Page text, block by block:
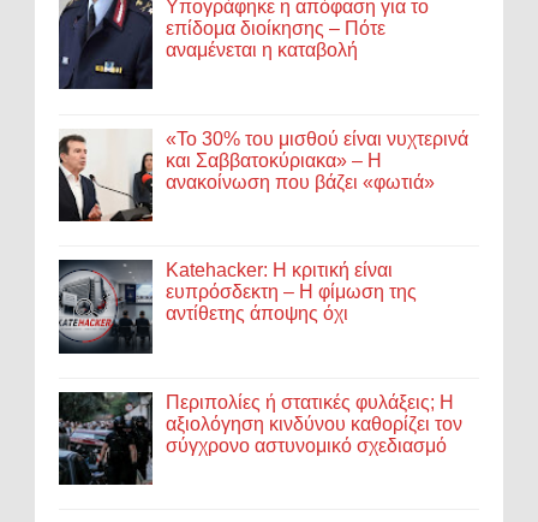
Υπογράφηκε η απόφαση για το
επίδομα διοίκησης – Πότε
αναμένεται η καταβολή
«Το 30% του μισθού είναι νυχτερινά
και Σαββατοκύριακα» – Η
ανακοίνωση που βάζει «φωτιά»
Katehacker: Η κριτική είναι
ευπρόσδεκτη – Η φίμωση της
αντίθετης άποψης όχι
Περιπολίες ή στατικές φυλάξεις; Η
αξιολόγηση κινδύνου καθορίζει τον
σύγχρονο αστυνομικό σχεδιασμό